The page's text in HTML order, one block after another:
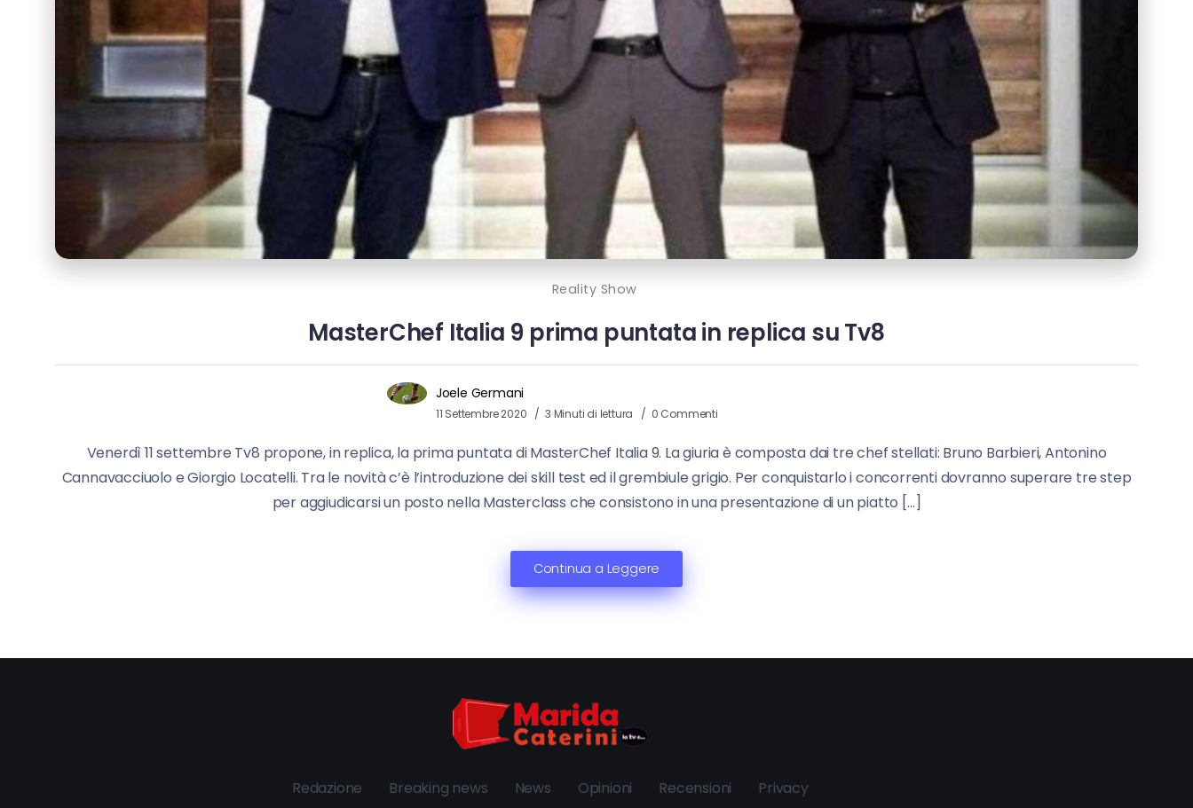
Reality Show
MasterChef Italia 9 prima puntata in replica su Tv8
Joele Germani
11 Settembre 2020 3 Minuti di lettura 0 Commenti
Venerdì 11 settembre Tv8 propone, in replica, la prima puntata di MasterChef Italia 9. La giuria è composta dai tre chef stellati: Bruno Barbieri, Antonino
Cannavacciuolo e Giorgio Locatelli. Tra le novità c’è l’introduzione dei skill test ed il grembiule grigio. Per conquistarlo i concorrenti dovranno superare tre step
per aggiudicarsi un posto nella Masterclass che consistono in una presentazione di un piatto […]
Continua a Leggere
Redazione Breaking news News Opinioni Recensioni Privacy